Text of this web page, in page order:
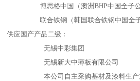
博思格中国（澳洲BHP中国全子公
联合铁钢（韩国联合铁钢中国全子
供应国产产品二级：
无锡中彩集团
无锡新大中薄板有限公司
本公司自主采购基材及漆料生产